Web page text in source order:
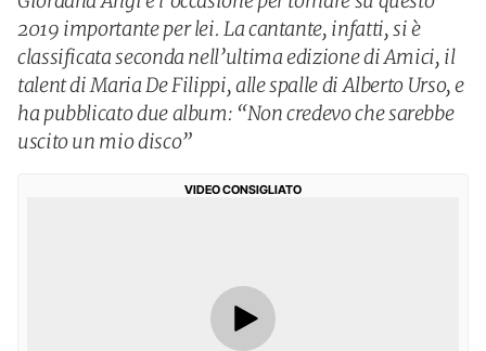
2019 importante per lei. La cantante, infatti, si è
classificata seconda nell’ultima edizione di Amici, il
talent di Maria De Filippi, alle spalle di Alberto Urso, e
ha pubblicato due album: “Non credevo che sarebbe
uscito un mio disco”
VIDEO CONSIGLIATO